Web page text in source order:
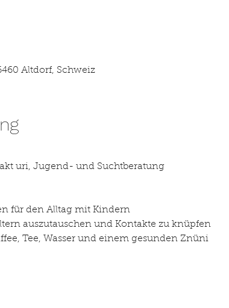
Altdorf, Schweiz
uri, Jugend- und Suchtberatung
für den Alltag mit Kindern
auszutauschen und Kontakte zu knüpfen
Tee, Wasser und einem gesunden Znüni